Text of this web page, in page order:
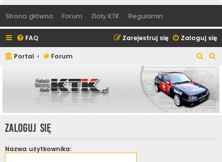
Strona główna Forum Zloty KTK Regulamin
FAQ Zaloguj się
Zarejestruj się
Portal Forum
z
u
k
z
u
k
a
Zaloguj się
Nazwa użytkownika: